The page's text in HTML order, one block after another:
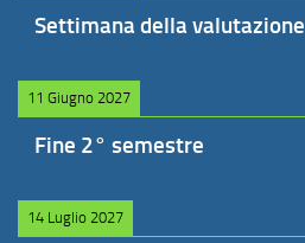
Settimana della valutazione
11 Giugno 2027
Fine 2° semestre
14 Luglio 2027